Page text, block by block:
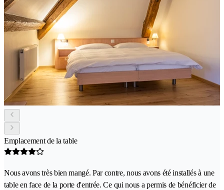
Emplacement de la table
Nous avons très bien mangé. Par contre, nous avons été installés à une
table en face de la porte d'entrée. Ce qui nous a permis de bénéficier de